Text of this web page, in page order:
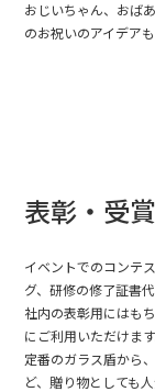
おじいちゃん、おば
のお祝いのアイデア
表彰・受
イベントでのコンテ
グ、研修の修了証書
社内の表彰用にはも
にご利用いただけます
定番のガラス盾から
ど、贈り物としても